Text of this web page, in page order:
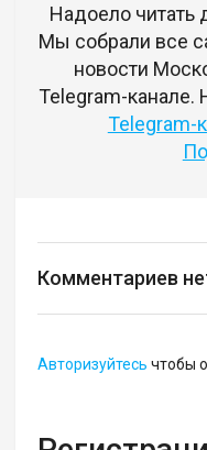
Надоело читать
Мы собрали все
новости
Telegram-канале.
Telegram-
Комментариев
Авторизуйтесь чтобы